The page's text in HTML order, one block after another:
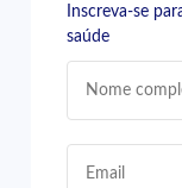
Inscreva-se
saúde